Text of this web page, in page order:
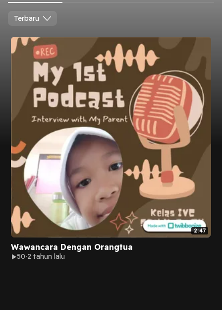
Terbaru
2:47
Wawancara Dengan Orangtua
50 2 tahun lalu